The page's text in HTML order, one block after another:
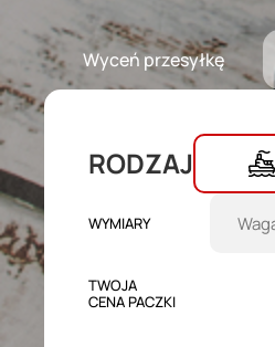
Wyceń przesyłkę
RODZAJ
WYMIARY
TWOJA
CENA PACZKI